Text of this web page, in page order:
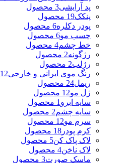
پد آرایشی3 محصول
پنکک19 محصول
پودر دکلره6 محصول
چسب مو6 محصول
خط چشم4 محصول
رژگونه2 محصول
رژلب2 محصول
رنگ موی ایرانی و خارجی12 محصول
ریمل24 محصول
ژل مو12 محصول
سایه ابرو 1 محصول
سایه چشم2 محصول
سرم مو12 محصول
کرم پودر 18 محصول
لاک پاک کن5 محصول
لاک ناخن4 محصول
ماسک صورت3 محصول